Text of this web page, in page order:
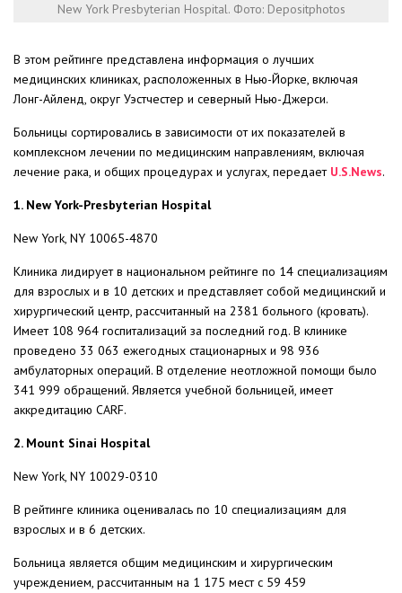
New York Presbyterian Hospital. Фото: Depositphotos
В этом рейтинге представлена информация о лучших
медицинских клиниках, расположенных в Нью-Йорке, включая
Лонг-Айленд, округ Уэстчестер и северный Нью-Джерси.
Больницы сортировались в зависимости от их показателей в
комплексном лечении по медицинским направлениям, включая
лечение рака, и общих процедурах и услугах, передает U.S.News.
1. New York-Presbyterian Hospital
New York, NY 10065-4870
Клиника лидирует в национальном рейтинге по 14 специализациям
для взрослых и в 10 детских и представляет собой медицинский и
хирургический центр, рассчитанный на 2381 больного (кровать).
Имеет 108 964 госпитализаций за последний год. В клинике
проведено 33 063 ежегодных стационарных и 98 936
амбулаторных операций. В отделение неотложной помощи было
341 999 обращений. Является учебной больницей, имеет
аккредитацию CARF.
2. Mount Sinai Hospital
New York, NY 10029-0310
В рейтинге клиника оценивалась по 10 специализациям для
взрослых и в 6 детских.
Больница является общим медицинским и хирургическим
учреждением, рассчитанным на 1 175 мест с 59 459